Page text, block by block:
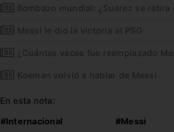
Bombazo mundial: ¿Suárez se retira
Messi le dio la victoria al PSG
¿Cuántas veces fue reemplazado
Koeman volvió a hablar de Messi
En esta nota:
#Internacional #Messi